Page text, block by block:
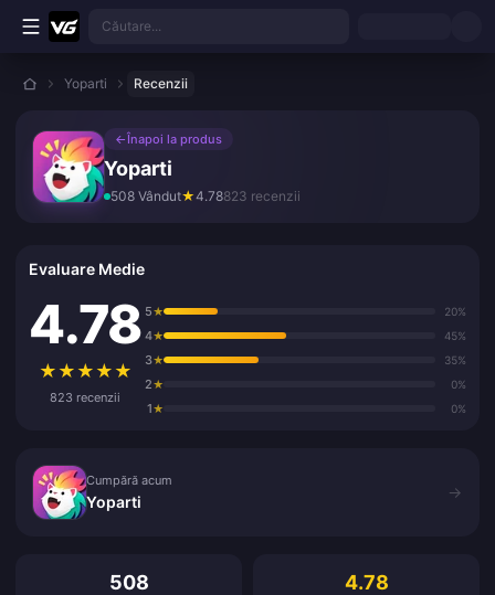
Treci la conținutul principal
Căutare...
Yoparti Recenzii
← Înapoi la produs
Yoparti
508 Vândut★4.78823 recenzii
Evaluare Medie
4.78
★ ★ ★ ★ ★
823 recenzii
5★ 20%
4★ 45%
3★ 35%
2★ 0%
1★ 0%
Cumpără acum
Yoparti
→
508 4.78